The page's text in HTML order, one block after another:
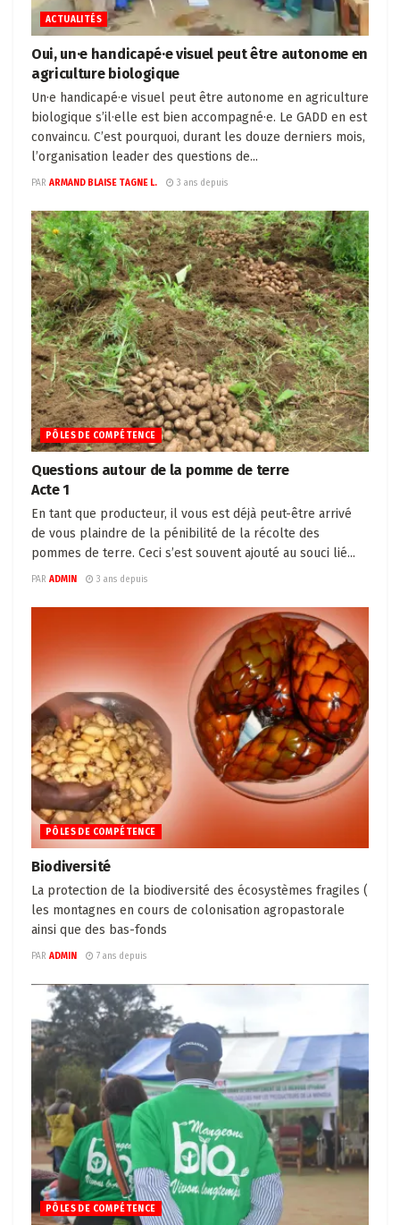
ACTUALITÉS
Oui, un·e handicapé·e visuel peut être autonome en
agriculture biologique
Un·e handicapé·e visuel peut être autonome en agriculture
biologique s’il·elle est bien accompagné·e. Le GADD en est
convaincu. C’est pourquoi, durant les douze derniers mois,
l’organisation leader des questions de...
PAR ARMAND BLAISE TAGNE L. 3 ans depuis
PÔLES DE COMPÉTENCE
Questions autour de la pomme de terre
Acte 1
En tant que producteur, il vous est déjà peut-être arrivé
de vous plaindre de la pénibilité de la récolte des
pommes de terre. Ceci s’est souvent ajouté au souci lié...
PAR ADMIN 3 ans depuis
PÔLES DE COMPÉTENCE
Biodiversité
La protection de la biodiversité des écosystèmes fragiles (
les montagnes en cours de colonisation agropastorale
ainsi que des bas-fonds
PAR ADMIN 7 ans depuis
PÔLES DE COMPÉTENCE